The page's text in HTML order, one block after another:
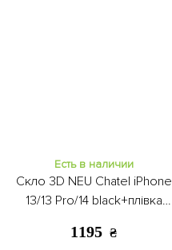
Есть в наличии
Скло 3D NEU Chatel iPhone
13/13 Pro/14 black+плівка
1195 ₴